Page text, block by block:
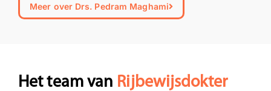
Meer over Drs. Pedram Maghami
Het team van Rijbewijsdokter